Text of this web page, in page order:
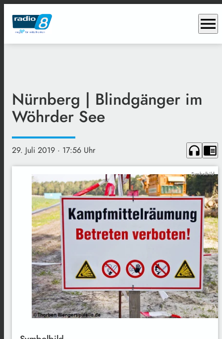
menu
Nürnberg | Blindgänger im
Wöhrder See
29. Juli 2019 · 17:56 Uhr headphones chrome_reader_mode
Symbolbild